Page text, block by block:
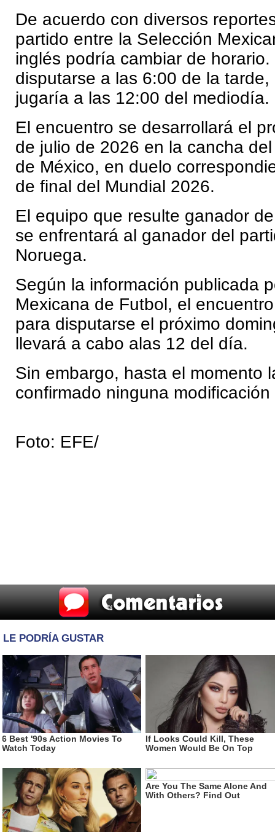
De acuerdo con diversos
partido entre la Selección
inglés podría cambiar de
disputarse a las 6:00 de la
jugaría a las 12:00 del mediodía.
El encuentro se desarrollará el
de julio de 2026 en la cancha
de México, en duelo
de final del Mundial 2026.
El equipo que resulte ganador
se enfrentará al ganador del
Noruega.
Según la información publicada
Mexicana de Futbol, el
para disputarse el próximo
llevará a cabo alas 12 del día.
Sin embargo, hasta el momento
confirmado ninguna
Foto: EFE/